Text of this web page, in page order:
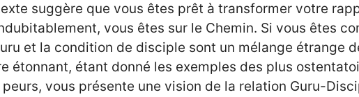
suggère que vous êtes prêt à transformer votre
vous êtes sur le Chemin. Si vous êtes
et la condition de disciple sont un mélange étrange
étonnant, étant donné les exemples des plus
vous présente une vision de la relation Guru-